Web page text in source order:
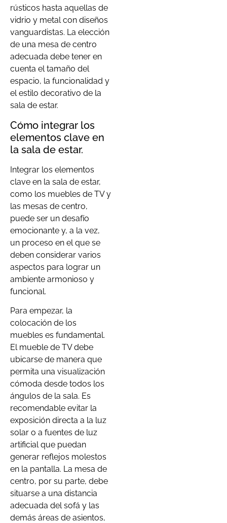
rústicos hasta aquellas de
vidrio y metal con diseños
vanguardistas. La elección
de una mesa de centro
adecuada debe tener en
cuenta el tamaño del
espacio, la funcionalidad y
el estilo decorativo de la
sala de estar.
Cómo integrar los
elementos clave en
la sala de estar.
Integrar los elementos
clave en la sala de estar,
como los muebles de TV y
las mesas de centro,
puede ser un desafío
emocionante y, a la vez,
un proceso en el que se
deben considerar varios
aspectos para lograr un
ambiente armonioso y
funcional.
Para empezar, la
colocación de los
muebles es fundamental.
El mueble de TV debe
ubicarse de manera que
permita una visualización
cómoda desde todos los
ángulos de la sala. Es
recomendable evitar la
exposición directa a la luz
solar o a fuentes de luz
artificial que puedan
generar reflejos molestos
en la pantalla. La mesa de
centro, por su parte, debe
situarse a una distancia
adecuada del sofá y las
demás áreas de asientos,